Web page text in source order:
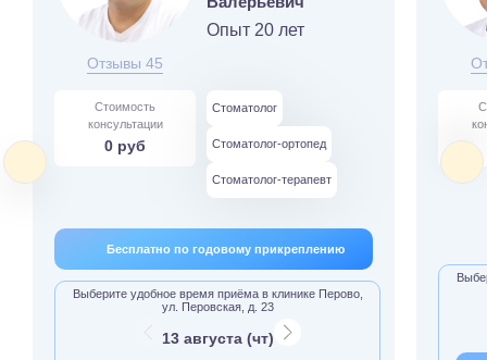
Отзывы 45
Опыт 20 лет
Стоимость
консультации
0 руб
Стоматолог
Стоматолог-ортопед
Стоматолог-терапевт
Бесплатно по годовому прикреплению
Выберите удобное время приёма в клинике Перово,
ул. Перовская, д. 23
13 августа (чт)